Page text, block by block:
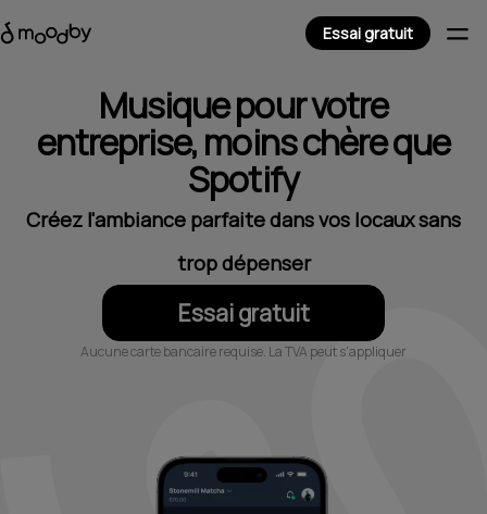
Essai gratuit
Musique pour votre
entreprise, moins chère que
Spotify
Créez l'ambiance parfaite dans vos locaux sans
trop dépenser
Essai gratuit
Aucune carte bancaire requise. La TVA peut s'appliquer